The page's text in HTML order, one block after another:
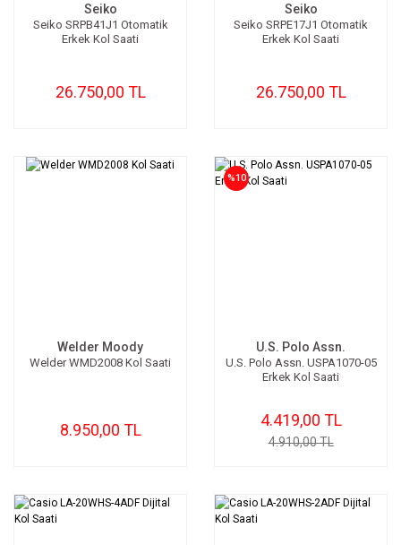
Seiko
Seiko SRPB41J1 Otomatik
Erkek Kol Saati
26.750,00 TL
Seiko
Seiko SRPE17J1 Otomatik
Erkek Kol Saati
26.750,00 TL
Welder Moody
Welder WMD2008 Kol Saati
8.950,00 TL
%10
U.S. Polo Assn.
U.S. Polo Assn. USPA1070-05
Erkek Kol Saati
4.419,00 TL
4.910,00 TL